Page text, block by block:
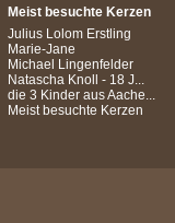
Meist besuchte Kerzen
Julius Lolom Erstling
Marie-Jane
Michael Lingenfelder
Natascha Knoll - 18 J...
die 3 Kinder aus Aache...
Meist besuchte Kerzen